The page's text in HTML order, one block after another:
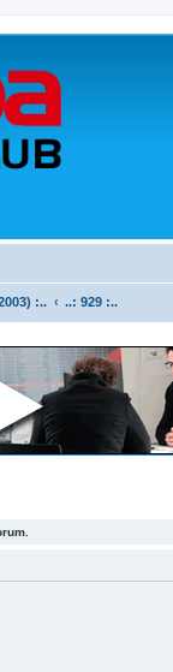
:.. ..: 929 :..